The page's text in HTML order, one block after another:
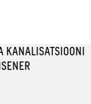
KANALISATSIOONI